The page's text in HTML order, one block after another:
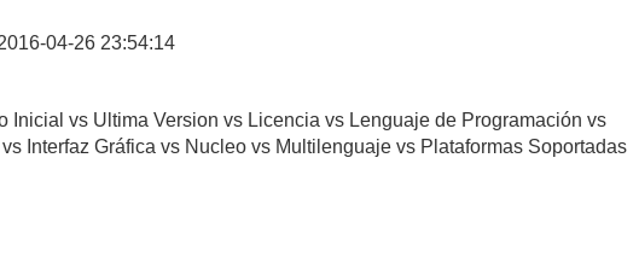
04-26 23:54:14
Inicial vs Ultima Version vs Licencia vs Lenguaje de Programación vs
Interfaz Gráfica vs Nucleo vs Multilenguaje vs Plataformas Soportadas